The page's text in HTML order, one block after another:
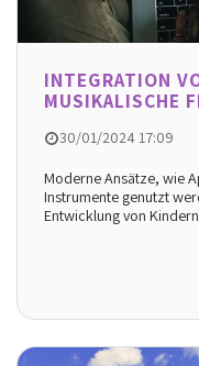
INTEGRATION
MUSIKALISCHE
30/01/2024 17:09
Moderne Ansätze, wie
Instrumente genutzt
Entwicklung von